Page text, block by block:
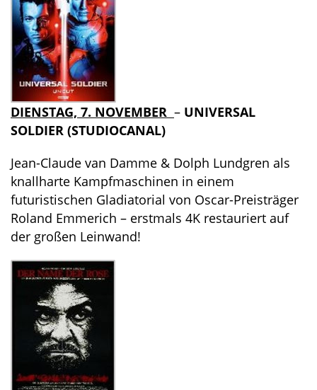
DIENSTAG, 7. NOVEMBER – UNIVERSAL
SOLDIER (STUDIOCANAL)
Jean-Claude van Damme & Dolph Lundgren als
knallharte Kampfmaschinen in einem
futuristischen Gladiatorial von Oscar-Preisträger
Roland Emmerich – erstmals 4K restauriert auf
der großen Leinwand!